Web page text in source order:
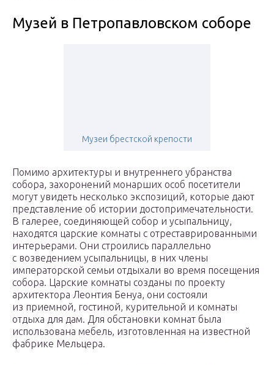
Музей в Петропавловском соборе
Музеи брестской крепости
Помимо архитектуры и внутреннего убранства
собора, захоронений монарших особ посетители
могут увидеть несколько экспозиций, которые дают
представление об истории достопримечательности.
В галерее, соединяющей собор и усыпальницу,
находятся царские комнаты с отреставрированными
интерьерами. Они строились параллельно
с возведением усыпальницы, в них члены
императорской семьи отдыхали во время посещения
собора. Царские комнаты созданы по проекту
архитектора Леонтия Бенуа, они состояли
из приемной, гостиной, курительной и комнаты
отдыха для дам. Для обстановки комнат была
использована мебель, изготовленная на известной
фабрике Мельцера.